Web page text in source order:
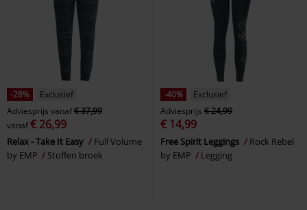
-28%
Exclusief
Adviesprijs vanaf€ 37,99
vanaf€ 26,99
Relax - Take It Easy
Full Volume
by EMP
Stoffen broek
-40%
Exclusief
Adviesprijs € 24,99
€ 14,99
Free Spirit Leggings
Rock Rebel
by EMP
Legging